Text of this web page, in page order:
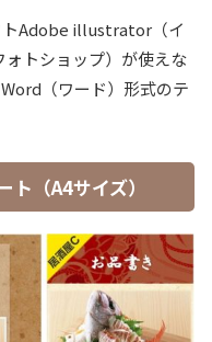
トAdobe illustrator（イ
トショップ）が使えな
（ワード）形式のテ
（A4サイズ）